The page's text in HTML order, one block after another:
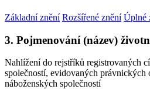
Základní znění Rozšířené znění Úplné
3. Pojmenování (název)
Nahlížení do rejstříků registrovaných
společností, evidovaných právnických
náboženských společností